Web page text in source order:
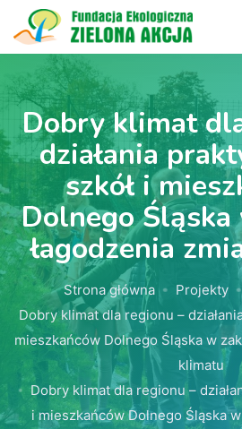
Dobry klimat
działania
szkół i
Dolnego Śląska
łagodzenia
Strona główna Projekty
Dobry klimat dla regionu –
mieszkańców Dolnego Śląska w
klimatu
Dobry klimat dla regionu –
i mieszkańców Dolnego Śląska